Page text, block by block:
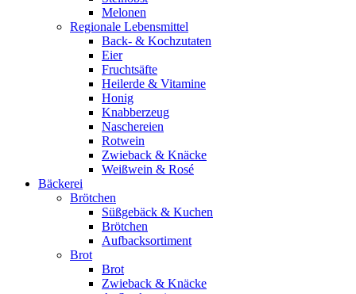
Melonen
Regionale Lebensmittel
Back- & Kochzutaten
Eier
Fruchtsäfte
Heilerde & Vitamine
Honig
Knabberzeug
Naschereien
Rotwein
Zwieback & Knäcke
Weißwein & Rosé
Bäckerei
Brötchen
Süßgebäck & Kuchen
Brötchen
Aufbacksortiment
Brot
Brot
Zwieback & Knäcke